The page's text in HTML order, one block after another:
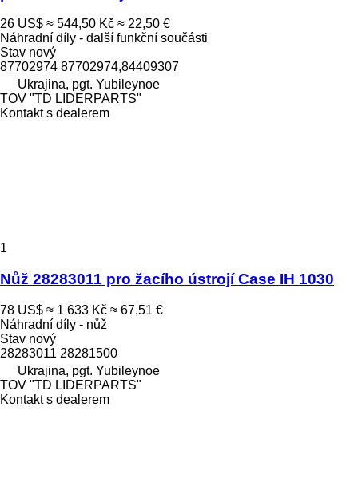
26 US$ ≈ 544,50 Kč ≈ 22,50 €
Náhradní díly - další funkční součásti
Stav nový
87702974 87702974,84409307
Ukrajina, pgt. Yubileynoe
TOV "TD LIDERPARTS"
Kontakt s dealerem
1
Nůž 28283011 pro žacího ústrojí Case IH 1030
78 US$ ≈ 1 633 Kč ≈ 67,51 €
Náhradní díly - nůž
Stav nový
28283011 28281500
Ukrajina, pgt. Yubileynoe
TOV "TD LIDERPARTS"
Kontakt s dealerem